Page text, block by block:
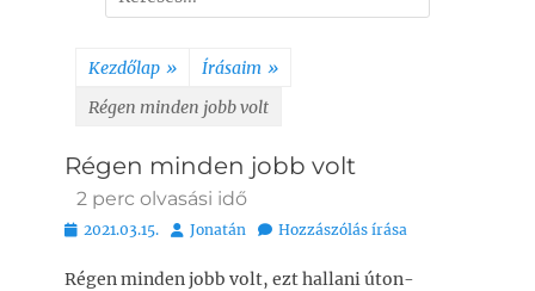
for:
Kezdőlap » Írásaim »
Régen minden jobb volt
Régen minden jobb volt
2 perc olvasási idő
Bejegyezve
2021.03.15. Szerző
Jonatán Hozzászólás írása
Régen minden jobb volt, ezt hallani úton-